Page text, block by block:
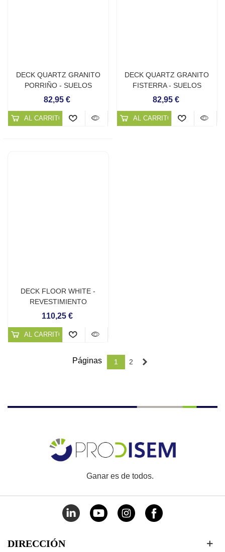
DECK QUARTZ GRANITO
PORRIÑO - SUELOS
CONTINUOS DE CUARZO
82,95 €
AL CARRITO
DECK QUARTZ GRANITO
FISTERRA - SUELOS
CONTINUOS DE CUARZO
82,95 €
AL CARRITO
DECK FLOOR WHITE -
REVESTIMIENTO
CONTINUO PARA PLAYAS
110,25 €
AL CARRITO
Páginas 1 2
Ganar es de todos.
DIRECCIÓN